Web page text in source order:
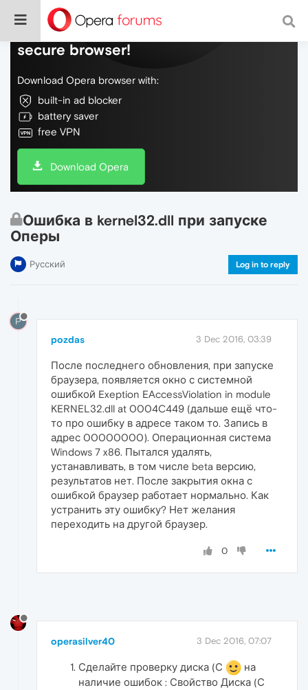
Do more on the web, with a fast and
secure browser!
Download Opera browser with:
built-in ad blocker
battery saver
free VPN
Download Opera
Ошибка в kernel32.dll при запуске
Оперы
Русский Log in to reply
P
pozdas 3 Dec 2016, 03:39
После последнего обновления, при запуске
браузера, появляется окно с системной
ошибкой Exeption EAccessViolation in module
KERNEL32.dll at 0004C449 (дальше ещё что-
то про ошибку в адресе таком то. Запись в
адрес 00000000). Операционная система
Windows 7 x86. Пытался удалять,
устанавливать, в том числе beta версию,
результатов нет. После закрытия окна с
ошибкой браузер работает нормально. Как
устранить эту ошибку? Нет желания
переходить на другой браузер.
0
operasilver40 3 Dec 2016, 07:07
Сделайте проверку диска (С
на
наличие ошибок : Свойство Диска (С